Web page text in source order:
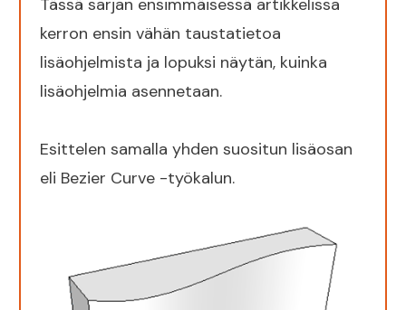
Tässä sarjan ensimmäisessä artikkelissa
kerron ensin vähän taustatietoa
lisäohjelmista ja lopuksi näytän, kuinka
lisäohjelmia asennetaan.
Esittelen samalla yhden suositun lisäosan
eli Bezier Curve -työkalun.